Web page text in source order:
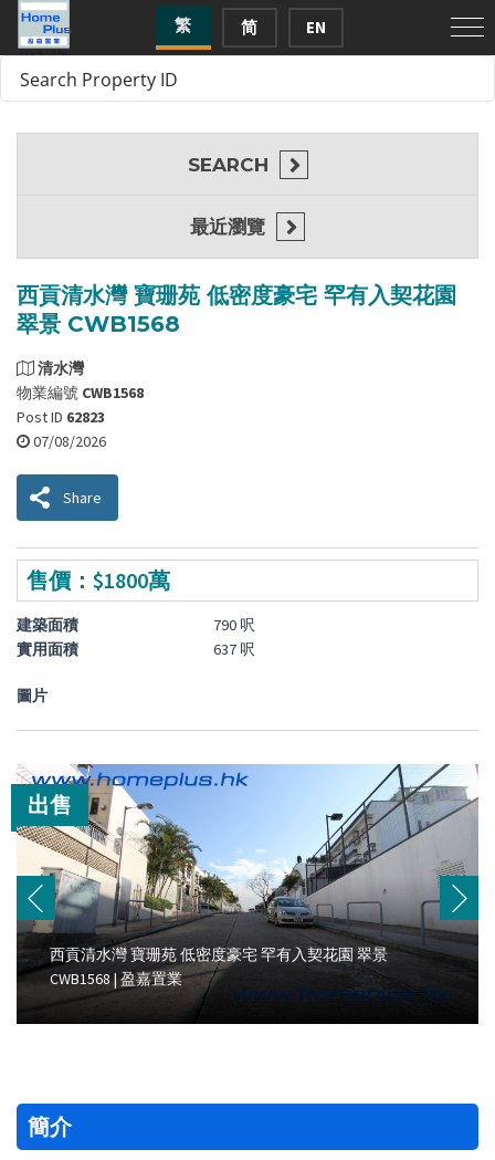
繁 简 EN
西貢清水灣 寶珊苑 低密度豪宅 罕有入契花園
翠景 CWB1568
清水灣
物業編號 CWB1568
Post ID 62823
07/08/2026
Share
售價：$1800萬
建築面積
790 呎
實用面積
637 呎
圖片
出售
西貢清水灣 寶珊苑 低密度豪宅 罕有入契花園 翠景
CWB1568 | 盈嘉置業
簡介
SEARCH
最近瀏覽